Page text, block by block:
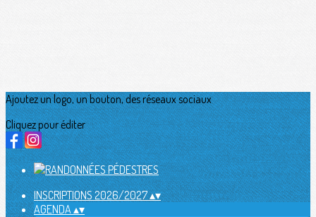
Ajoutez un logo, un bouton, des réseaux sociaux
Cliquez pour éditer
INSCRIPTIONS 2026/2027▴▾
AGENDA▴▾